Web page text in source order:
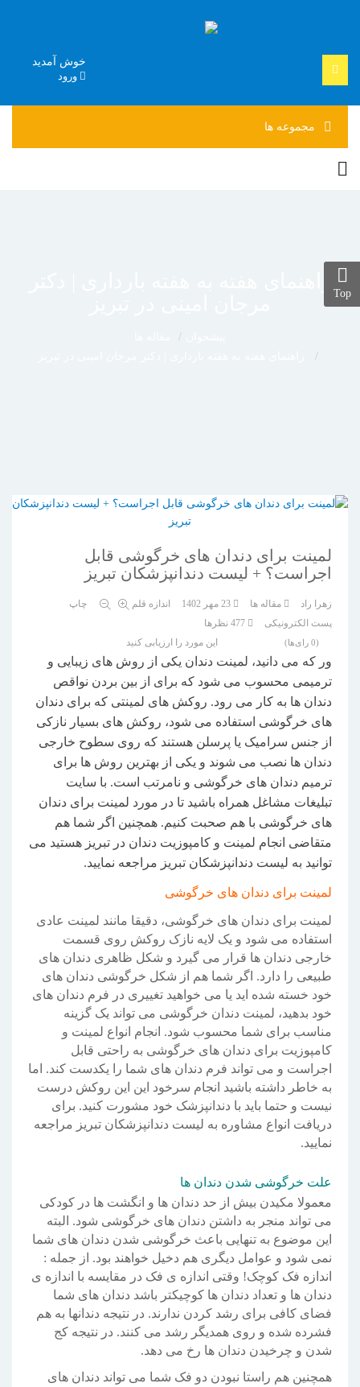
خوش آمدید
ورود
مجموعه ها
لمینت برای دندان های خرگوشی قابل
اجراست؟ + لیست دندانپزشکان تبریز
زهرا راد مقاله ها اندازه قلم
چاپ
پست الکترونیکی
477 نظرها
این مورد را ارزیابی کنید
(0 رای‌ها)
ور که می دانید، لمینت دندان یکی از روش های زیبایی و
ترمیمی محسوب می شود که برای از بین بردن نواقص
دندان ها به کار می رود. روکش های لمینتی که برای دندان
های خرگوشی استفاده می شود، روکش های بسیار نازکی
از جنس سرامیک یا پرسلن هستند که روی سطوح خارجی
دندان ها نصب می شوند و یکی از بهترین روش ها برای
ترمیم دندان های خرگوشی و نامرتب است. با سایت
تبلیغات مشاغل همراه باشید تا در مورد لمینت برای دندان
های خرگوشی با هم صحبت کنیم. همچنین اگر شما هم
متقاضی انجام لمینت و کامپوزیت دندان در تبریز هستید می
توانید به لیست دندانپزشکان تبریز مراجعه نمایید.
لمینت برای دندان های خرگوشی
لمینت برای دندان های خرگوشی، دقیقا مانند لمینت عادی
استفاده می شود و یک لایه نازک روکش روی قسمت
خارجی دندان ها قرار می گیرد و شکل ظاهری دندان های
طبیعی را دارد. اگر شما هم از شکل خرگوشی دندان های
خود خسته شده اید یا می خواهید تغییری در فرم دندان های
خود بدهید، لمینت دندان خرگوشی می تواند یک گزینه
مناسب برای شما محسوب شود. انجام انواع لمینت و
کامپوزیت برای دندان های خرگوشی به راحتی قابل
اجراست و می تواند فرم دندان های شما را یکدست کند. اما
به خاطر داشته باشید انجام سرخود این این روکش درست
نیست و حتما باید با دندانپزشک خود مشورت کنید. برای
دریافت انواع مشاوره به لیست دندانپزشکان تبریز مراجعه
نمایید.
علت خرگوشی شدن دندان ها
معمولا مکیدن بیش از حد دندان ها و انگشت ها در کودکی
می تواند منجر به داشتن دندان های خرگوشی شود. البته
این موضوع به تنهایی باعث خرگوشی شدن دندان های شما
نمی شود و عوامل دیگری هم دخیل خواهند بود. از جمله :
اندازه فک کوچک! وقتی اندازه ی فک در مقایسه با اندازه ی
دندان ها و تعداد دندان ها کوچیکتر باشد دندان های شما
فضای کافی برای رشد کردن ندارند. در نتیجه دندانها به هم
فشرده شده و روی همدیگر رشد می کنند. در نتیجه کج
شدن و چرخیدن دندان ها رخ می دهد.
همچنین هم راستا نبودن دو فک شما می تواند دندان های
Top